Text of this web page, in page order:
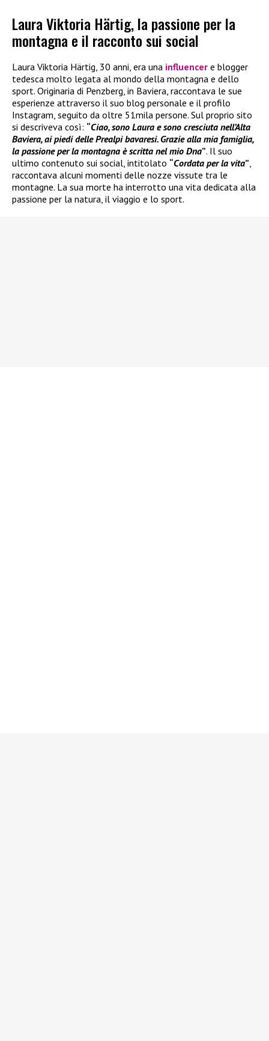
Laura Viktoria Härtig, la passione per la
montagna e il racconto sui social
Laura Viktoria Härtig, 30 anni, era una influencer e blogger
tedesca molto legata al mondo della montagna e dello
sport. Originaria di Penzberg, in Baviera, raccontava le sue
esperienze attraverso il suo blog personale e il profilo
Instagram, seguito da oltre 51mila persone. Sul proprio sito
si descriveva così: “Ciao, sono Laura e sono cresciuta nell’Alta
Baviera, ai piedi delle Prealpi bavaresi. Grazie alla mia famiglia,
la passione per la montagna è scritta nel mio Dna”. Il suo
ultimo contenuto sui social, intitolato “Cordata per la vita”
raccontava alcuni momenti delle nozze vissute tra le
montagne. La sua morte ha interrotto una vita dedicata alla
passione per la natura, il viaggio e lo sport.